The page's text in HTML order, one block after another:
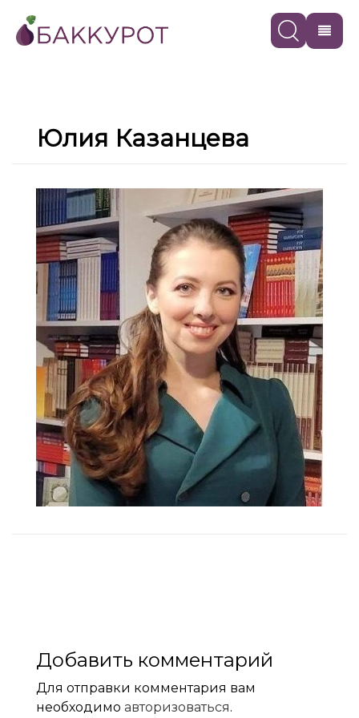
Юлия Казанцева
Добавить комментарий
Для отправки комментария вам
необходимо авторизоваться.